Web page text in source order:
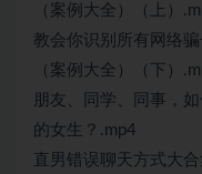
（案例大全）（上）
教会你识别所有网络
（案例大全）（下）
朋友、同学、同事，
的女生？.mp4
直男错误聊天方式大